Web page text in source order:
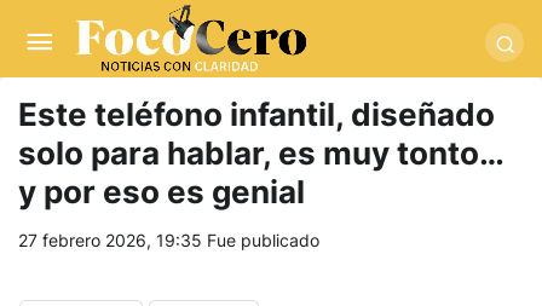
trwin giriş
masterbetting-palacebet1.com-
tlcasino giriş-betandyou-vbett34.com betovis34.net-
skyloftsbet
Este teléfono infantil, diseñado
solo para hablar, es muy tonto…
y por eso es genial
27 febrero 2026, 19:35 Fue publicado